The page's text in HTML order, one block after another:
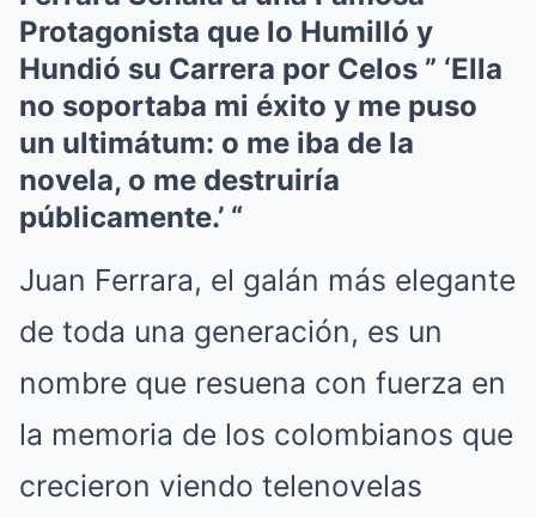
Protagonista que lo Humilló y
Hundió su Carrera por Celos ” ‘Ella
no soportaba mi éxito y me puso
un ultimátum: o me iba de la
novela, o me destruiría
públicamente.’ “
Juan Ferrara, el galán más elegante
de toda una generación, es un
nombre que resuena con fuerza en
la memoria de los colombianos que
crecieron viendo telenovelas